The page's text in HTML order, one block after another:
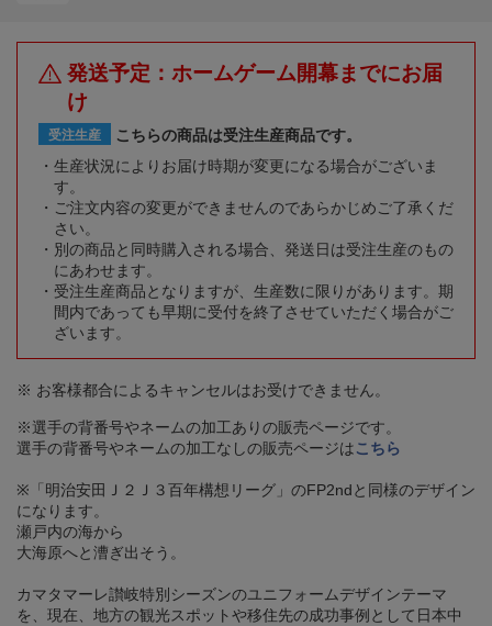
発送予定：ホームゲーム開幕までにお届
け
受注生産
こちらの商品は受注生産商品です。
生産状況によりお届け時期が変更になる場合がございま
す。
ご注文内容の変更ができませんのであらかじめご了承くだ
さい。
別の商品と同時購入される場合、発送日は受注生産のもの
にあわせます。
受注生産商品となりますが、生産数に限りがあります。期
間内であっても早期に受付を終了させていただく場合がご
ざいます。
※ お客様都合によるキャンセルはお受けできません。
※選手の背番号やネームの加工ありの販売ページです。
選手の背番号やネームの加工なしの販売ページはこちら
※「明治安田Ｊ２Ｊ３百年構想リーグ」のFP2ndと同様のデザイン
になります。
瀬戸内の海から
大海原へと漕ぎ出そう。
カマタマーレ讃岐特別シーズンのユニフォームデザインテーマ
を、現在、地方の観光スポットや移住先の成功事例として日本中